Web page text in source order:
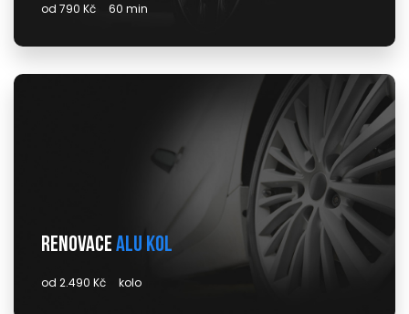
od 790 Kč 60 min
Renovace alu kol
od 2.490 Kč kolo